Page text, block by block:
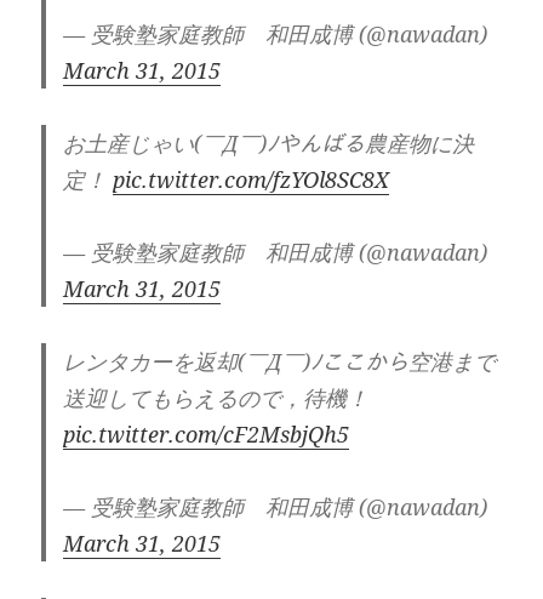
— 受験塾家庭教師 和田成博 (@nawadan)
March 31, 2015
お土産じゃい(￣Д￣)ﾉやんばる農産物に決
定！ pic.twitter.com/fzYOl8SC8X
— 受験塾家庭教師 和田成博 (@nawadan)
March 31, 2015
レンタカーを返却(￣Д￣)ﾉここから空港まで
送迎してもらえるので，待機！
pic.twitter.com/cF2MsbjQh5
— 受験塾家庭教師 和田成博 (@nawadan)
March 31, 2015